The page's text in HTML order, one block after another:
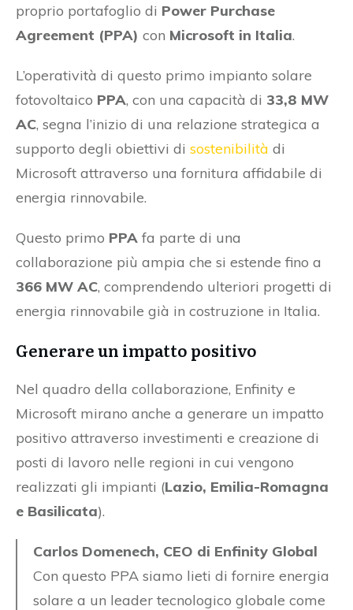
proprio portafoglio di Power Purchase
Agreement (PPA) con Microsoft in Italia.
L’operatività di questo primo impianto solare
fotovoltaico PPA, con una capacità di 33,8 MW
AC, segna l’inizio di una relazione strategica a
supporto degli obiettivi di sostenibilità di
Microsoft attraverso una fornitura affidabile di
energia rinnovabile.
Questo primo PPA fa parte di una
collaborazione più ampia che si estende fino a
366 MW AC, comprendendo ulteriori progetti di
energia rinnovabile già in costruzione in Italia.
Generare un impatto positivo
Nel quadro della collaborazione, Enfinity e
Microsoft mirano anche a generare un impatto
positivo attraverso investimenti e creazione di
posti di lavoro nelle regioni in cui vengono
realizzati gli impianti (Lazio, Emilia-Romagna
e Basilicata).
Carlos Domenech, CEO di Enfinity Global
Con questo PPA siamo lieti di fornire energia
solare a un leader tecnologico globale come